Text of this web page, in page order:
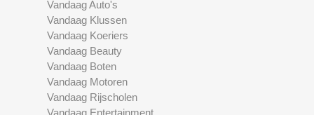
Vandaag Auto's
Vandaag Klussen
Vandaag Koeriers
Vandaag Beauty
Vandaag Boten
Vandaag Motoren
Vandaag Rijscholen
Vandaag Entertainment